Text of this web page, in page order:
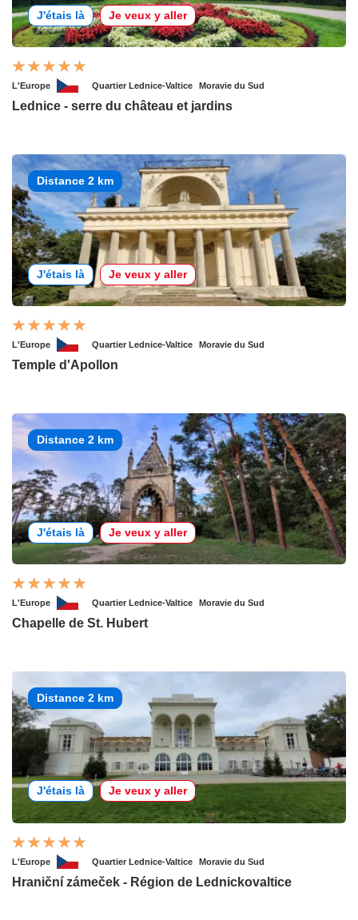
J'étais là Je veux y aller
L'Europe Quartier Lednice-Valtice Moravie du Sud
Lednice - serre du château et jardins
Distance 2 km
J'étais là Je veux y aller
L'Europe Quartier Lednice-Valtice Moravie du Sud
Temple d'Apollon
Distance 2 km
J'étais là Je veux y aller
L'Europe Quartier Lednice-Valtice Moravie du Sud
Chapelle de St. Hubert
Distance 2 km
J'étais là Je veux y aller
L'Europe Quartier Lednice-Valtice Moravie du Sud
Hraniční zámeček - Région de Lednickovaltice